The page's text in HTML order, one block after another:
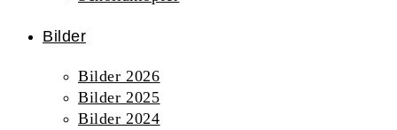
Bilder
Bilder 2026
Bilder 2025
Bilder 2024